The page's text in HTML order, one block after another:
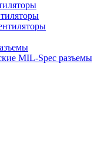
MIL-Spec разъемы